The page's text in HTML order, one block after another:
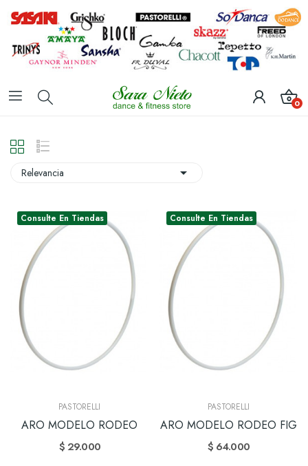
0
Relevancia 
Consulte En Tiendas
PASTORELLI
ARO MODELO RODEO
$ 29.000
Consulte En Tiendas
PASTORELLI
ARO MODELO RODEO FIG
$ 64.000